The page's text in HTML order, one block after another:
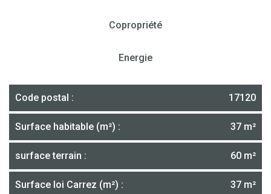
Copropriété
Energie
Code postal : 17120
Surface habitable (m²) : 37 m²
surface terrain : 60 m²
Surface loi Carrez (m²) : 37 m²